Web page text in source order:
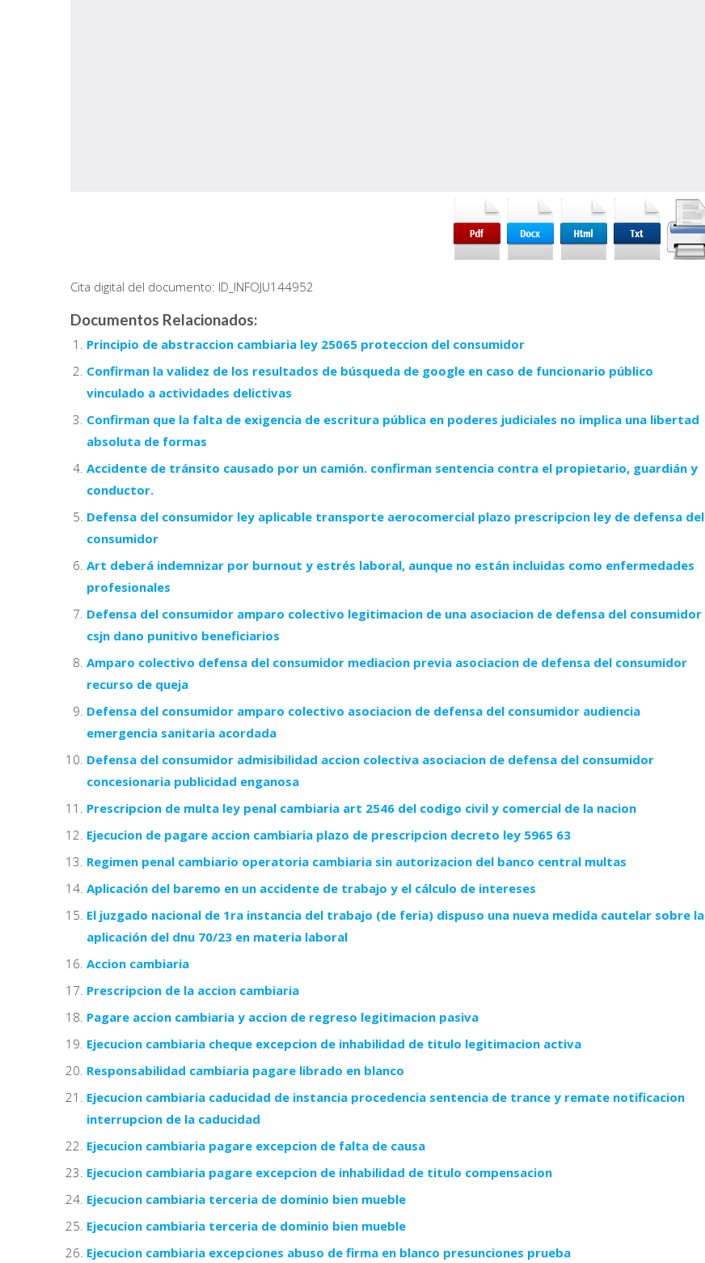
Cita digital del documento: ID_INFOJU144952
Documentos Relacionados:
Principio de abstraccion cambiaria ley 25065 proteccion del consumidor
Confirman la validez de los resultados de búsqueda de google en caso de funcionario público
vinculado a actividades delictivas
Confirman que la falta de exigencia de escritura pública en poderes judiciales no implica una libertad
absoluta de formas
Accidente de tránsito causado por un camión. confirman sentencia contra el propietario, guardián y
conductor.
Defensa del consumidor ley aplicable transporte aerocomercial plazo prescripcion ley de defensa del
consumidor
Art deberá indemnizar por burnout y estrés laboral, aunque no están incluidas como enfermedades
profesionales
Defensa del consumidor amparo colectivo legitimacion de una asociacion de defensa del consumidor
csjn dano punitivo beneficiarios
Amparo colectivo defensa del consumidor mediacion previa asociacion de defensa del consumidor
recurso de queja
Defensa del consumidor amparo colectivo asociacion de defensa del consumidor audiencia
emergencia sanitaria acordada
Defensa del consumidor admisibilidad accion colectiva asociacion de defensa del consumidor
concesionaria publicidad enganosa
Prescripcion de multa ley penal cambiaria art 2546 del codigo civil y comercial de la nacion
Ejecucion de pagare accion cambiaria plazo de prescripcion decreto ley 5965 63
Regimen penal cambiario operatoria cambiaria sin autorizacion del banco central multas
Aplicación del baremo en un accidente de trabajo y el cálculo de intereses
El juzgado nacional de 1ra instancia del trabajo (de feria) dispuso una nueva medida cautelar sobre la
aplicación del dnu 70/23 en materia laboral
Accion cambiaria
Prescripcion de la accion cambiaria
Pagare accion cambiaria y accion de regreso legitimacion pasiva
Ejecucion cambiaria cheque excepcion de inhabilidad de titulo legitimacion activa
Responsabilidad cambiaria pagare librado en blanco
Ejecucion cambiaria caducidad de instancia procedencia sentencia de trance y remate notificacion
interrupcion de la caducidad
Ejecucion cambiaria pagare excepcion de falta de causa
Ejecucion cambiaria pagare excepcion de inhabilidad de titulo compensacion
Ejecucion cambiaria terceria de dominio bien mueble
Ejecucion cambiaria terceria de dominio bien mueble
Ejecucion cambiaria excepciones abuso de firma en blanco presunciones prueba